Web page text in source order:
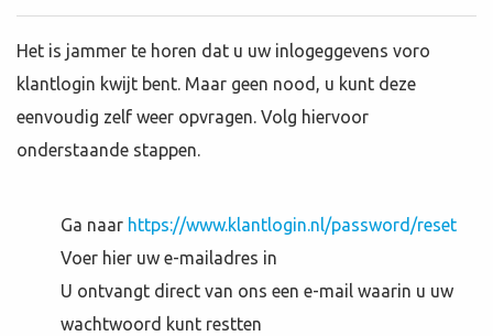
Het is jammer te horen dat u uw inlogeggevens voro
klantlogin kwijt bent. Maar geen nood, u kunt deze
eenvoudig zelf weer opvragen. Volg hiervoor
onderstaande stappen.
Ga naar https://www.klantlogin.nl/password/reset
Voer hier uw e-mailadres in
U ontvangt direct van ons een e-mail waarin u uw
wachtwoord kunt restten